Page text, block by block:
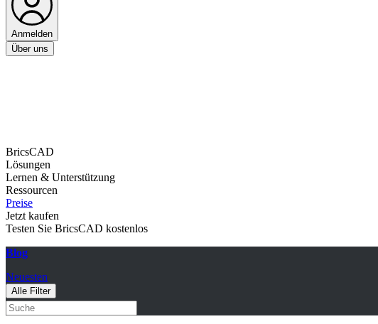
Anmelden
Über uns
BricsCAD
Lösungen
Lernen & Unterstützung
Ressourcen
Preise
Jetzt kaufen
Testen Sie BricsCAD kostenlos
Blog
Neuesten
Alle Filter